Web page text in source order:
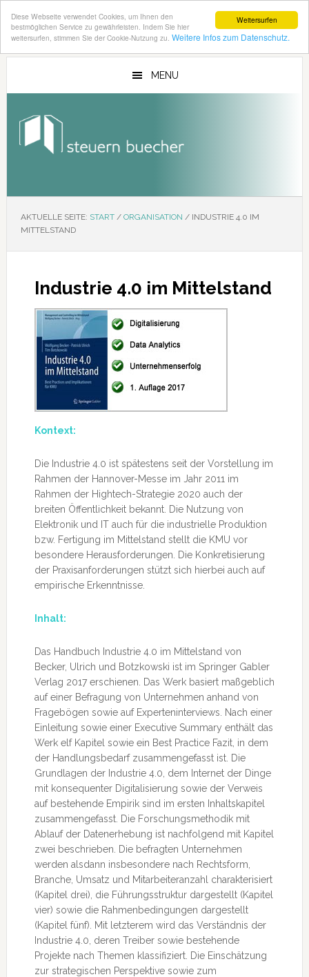
Weitersurfen
Diese Webseite verwendet Cookies, um Ihnen den
bestmöglichen Service zu gewährleisten. Indem Sie hier
weitersurfen, stimmen Sie der Cookie-Nutzung zu. Weitere Infos zum Datenschutz.
Zum
Zur
MENU
AKTUELLE SEITE: START / ORGANISATION /INDUSTRIE 4.0 IM
MITTELSTAND
Industrie 4.0 im Mittelstand
Kontext:
Die Industrie 4.0 ist spätestens seit der Vorstellung im
Rahmen der Hannover-Messe im Jahr 2011 im
Rahmen der Hightech-Strategie 2020 auch der
breiten Öffentlichkeit bekannt. Die Nutzung von
Elektronik und IT auch für die industrielle Produktion
bzw. Fertigung im Mittelstand stellt die KMU vor
besondere Herausforderungen. Die Konkretisierung
der Praxisanforderungen stützt sich hierbei auch auf
empirische Erkenntnisse.
Inhalt:
Das Handbuch Industrie 4.0 im Mittelstand von
Becker, Ulrich und Botzkowski ist im Springer Gabler
Verlag 2017 erschienen. Das Werk basiert maßgeblich
auf einer Befragung von Unternehmen anhand von
Fragebögen sowie auf Experteninterviews. Nach einer
Einleitung sowie einer Executive Summary enthält das
Werk elf Kapitel sowie ein Best Practice Fazit, in dem
der Handlungsbedarf zusammengefasst ist. Die
Grundlagen der Industrie 4.0, dem Internet der Dinge
mit konsequenter Digitalisierung sowie der Verweis
auf bestehende Empirik sind im ersten Inhaltskapitel
zusammengefasst. Die Forschungsmethodik mit
Ablauf der Datenerhebung ist nachfolgend mit Kapitel
zwei beschrieben. Die befragten Unternehmen
werden alsdann insbesondere nach Rechtsform,
Branche, Umsatz und Mitarbeiteranzahl charakterisiert
(Kapitel drei), die Führungsstruktur dargestellt (Kapitel
vier) sowie die Rahmenbedingungen dargestellt
(Kapitel fünf). Mit letzterem wird das Verständnis der
Industrie 4.0, deren Treiber sowie bestehende
Projekte nach Themen klassifiziert. Die Einschätzung
zur strategischen Perspektive sowie zum